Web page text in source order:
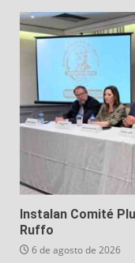
Instalan Comité
Ruffo
6 de agosto de 2026